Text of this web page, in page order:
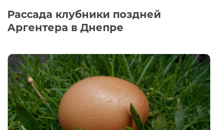
Рассада клубники поздней
Аргентера в Днепре